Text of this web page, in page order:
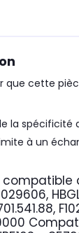
que cette
la spécificité
à un